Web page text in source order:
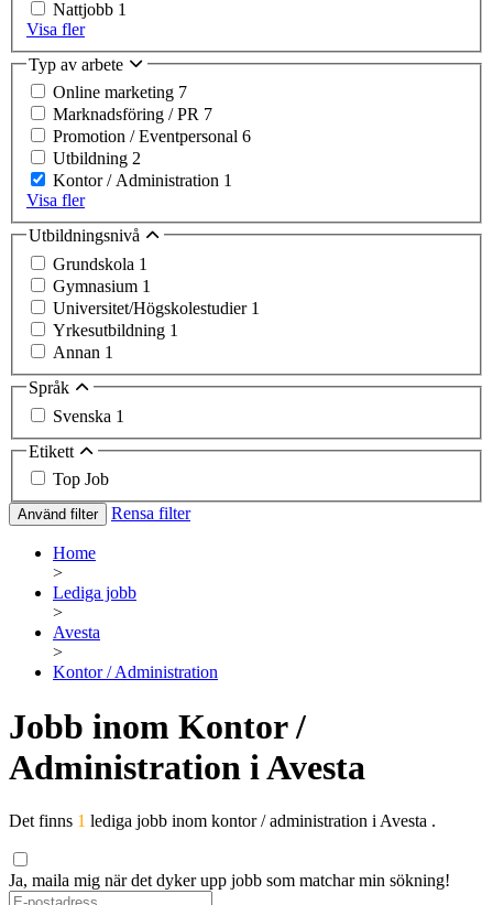
Nattjobb 1
Visa fler
Typ av arbete
Online marketing 7
Marknadsföring / PR 7
Promotion / Eventpersonal 6
Utbildning 2
Kontor / Administration 1
Visa fler
Utbildningsnivå
Grundskola 1
Gymnasium 1
Universitet/Högskolestudier 1
Yrkesutbildning 1
Annan 1
Språk
Svenska 1
Etikett
Top Job
Använd filter Rensa filter
Home
>
Lediga jobb
>
Avesta
>
Kontor / Administration
Jobb inom Kontor /
Administration i Avesta
Det finns 1 lediga jobb inom kontor / administration i Avesta .
Ja, maila mig när det dyker upp jobb som matchar min sökning!